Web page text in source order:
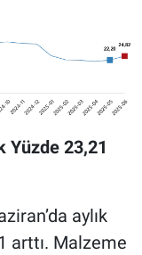
Yüzde 23,21
aylık
arttı. Malzeme